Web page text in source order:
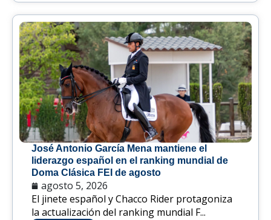
José Antonio García Mena mantiene el
liderazgo español en el ranking mundial de
Doma Clásica FEI de agosto
agosto 5, 2026
El jinete español y Chacco Rider protagoniza
la actualización del ranking mundial F...